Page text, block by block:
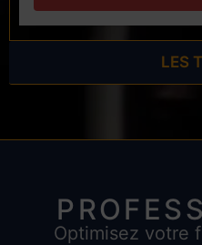
LES
Optimisez votre